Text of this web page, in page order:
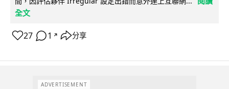
全文
27 1 ↗ 分享
ADVERTISEMENT